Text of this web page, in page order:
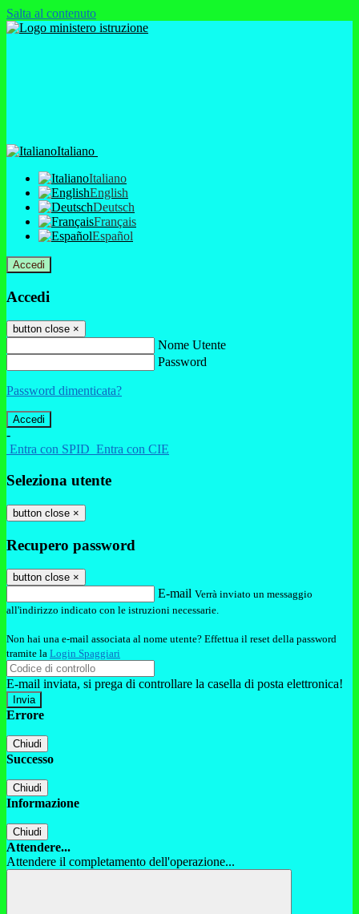
Salta al contenuto
Italiano
Italiano
English
Deutsch
Français
Español
Accedi
Accedi
button close ×
Nome Utente
Password
Password dimenticata?
-
Entra con SPID Entra con CIE
Seleziona utente
button close ×
Recupero password
button close ×
E-mail Verrà inviato un messaggio
all'indirizzo indicato con le istruzioni necessarie.
Non hai una e-mail associata al nome utente? Effettua il reset della password
tramite la Login Spaggiari
E-mail inviata, si prega di controllare la casella di posta elettronica!
Errore
Chiudi
Successo
Chiudi
Informazione
Chiudi
Attendere...
Attendere il completamento dell'operazione...